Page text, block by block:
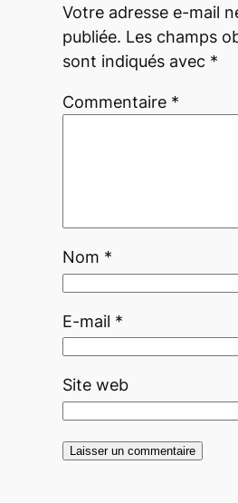
Votre adresse e-mail
publiée. Les champs
sont indiqués avec *
Commentaire *
Nom *
E-mail *
Site web